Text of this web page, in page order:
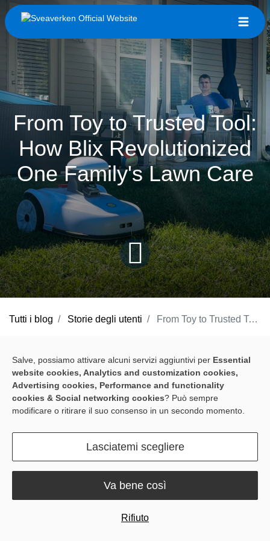
From Toy to Trusted Tool:
How Blix Revolutionized
One Family's Lawn Care
Tutti i blog Storie degli utenti From Toy to Trusted Tool: How Blix Revolutionized One Family's Lawn Care
The Challenge: Finding a Reliable
Autonomous Lawn Care Solution
Salve, possiamo attivare alcuni servizi aggiuntivi per Essential
website cookies, Analytics and customization cookies,
Advertising cookies, Performance and functionality
cookies & Social networking cookies? Può sempre
modificare o ritirare il suo consenso in un secondo momento.
Lasciatemi scegliere
Rifiuto
Va bene così